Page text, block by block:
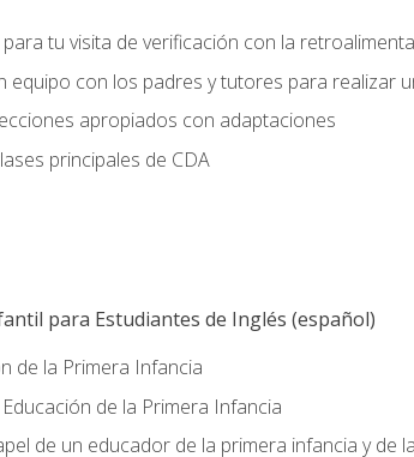
tu visita de verificación con la
equipo con los padres y tutores para realizar
apropiados con adaptaciones
principales de CDA
para Estudiantes de Inglés (español)
de la Primera Infancia
de la Primera Infancia
de un educador de la primera infancia y de